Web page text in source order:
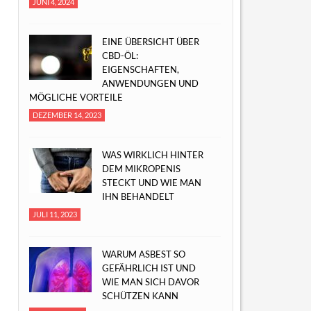
EINE ÜBERSICHT ÜBER
CBD-ÖL:
EIGENSCHAFTEN,
ANWENDUNGEN UND
MÖGLICHE VORTEILE
DEZEMBER 14, 2023
WAS WIRKLICH HINTER
DEM MIKROPENIS
STECKT UND WIE MAN
IHN BEHANDELT
JULI 11, 2023
WARUM ASBEST SO
GEFÄHRLICH IST UND
WIE MAN SICH DAVOR
SCHÜTZEN KANN